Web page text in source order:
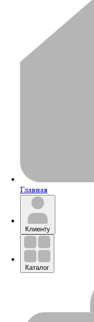
Главная
Клиенту
Каталог